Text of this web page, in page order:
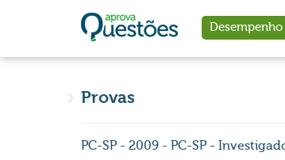
Desempenho
Provas
PC-SP - 2009 - PC-SP -